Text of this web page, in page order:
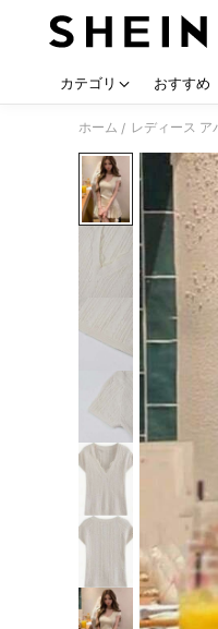
カテゴリ おすすめ
ホーム / レディース ア